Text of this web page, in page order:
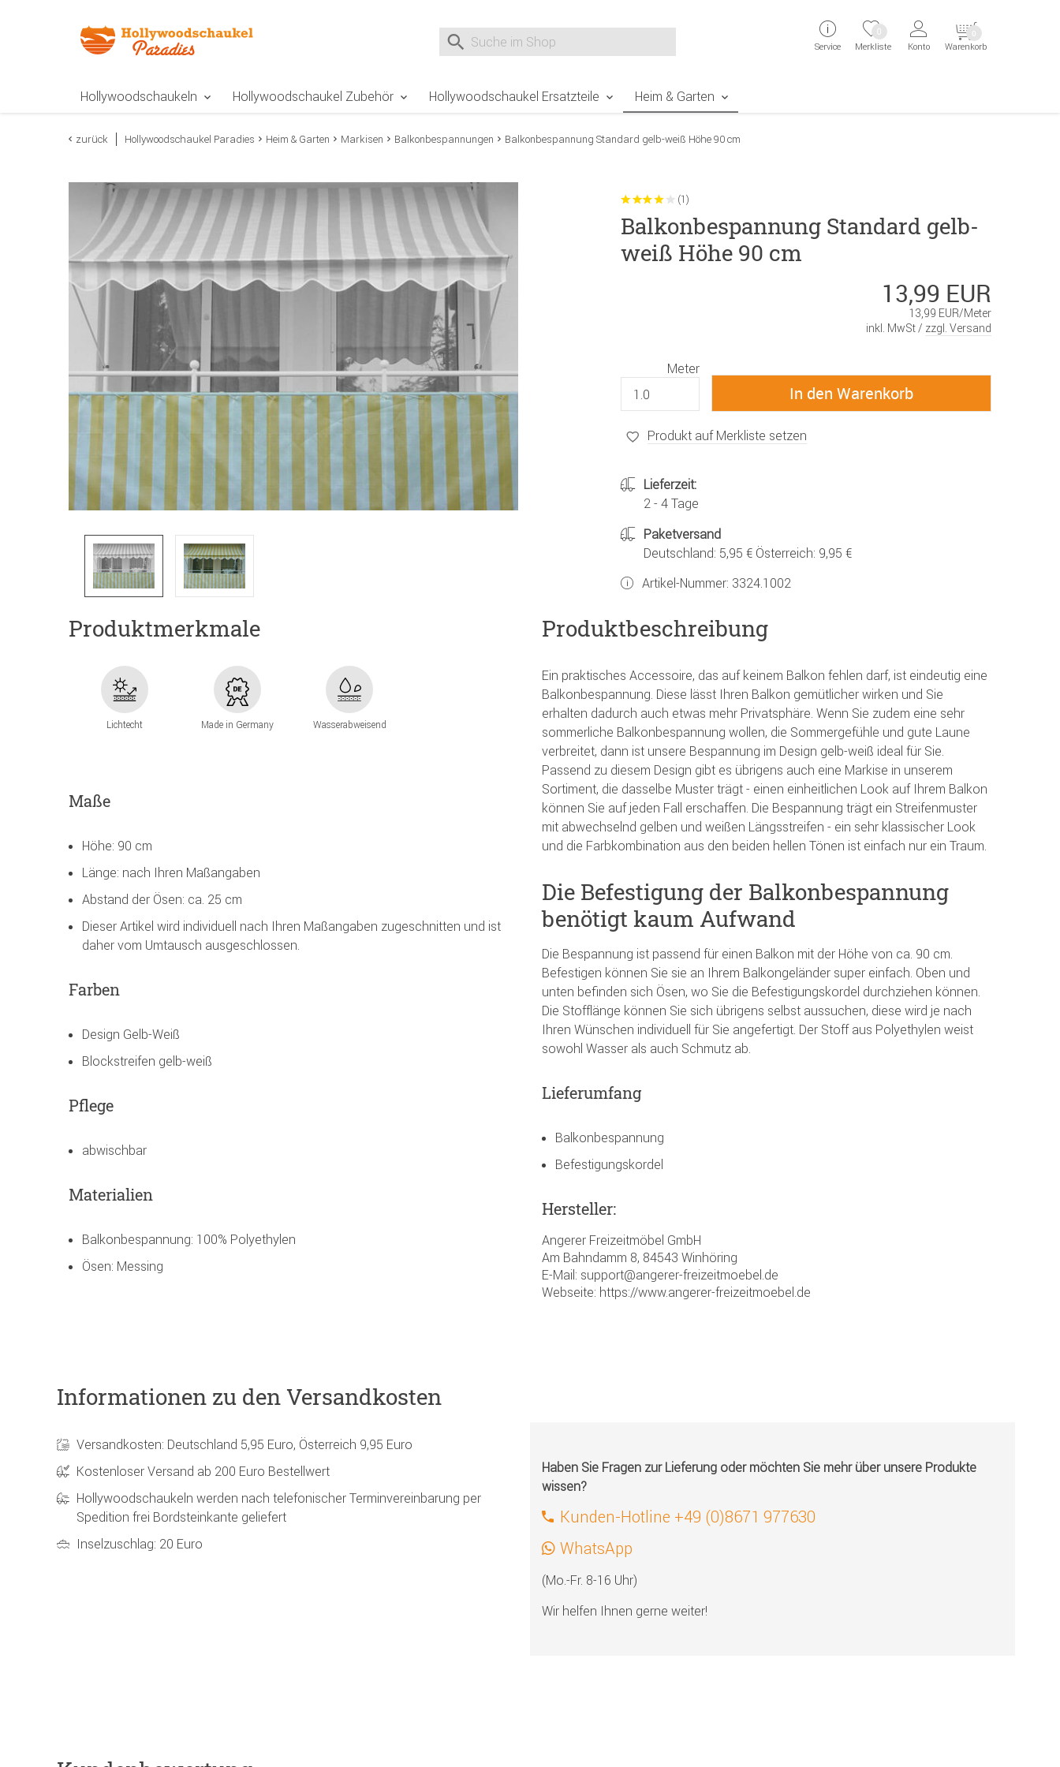
Suche nach
Service Merkliste
0
Konto Warenkorb
0
Hollywoodschaukeln Hollywoodschaukel Zubehör Hollywoodschaukel Ersatzteile Heim & Garten
zurück Hollywoodschaukel Paradies Heim & Garten Markisen Balkonbespannungen Balkonbespannung Standard gelb-weiß Höhe 90 cm
(1)
Balkonbespannung Standard gelb-
weiß Höhe 90 cm
13,99 EUR
13,99 EUR/Meter
inkl. MwSt / zzgl. Versand
Meter
Produkt auf Merkliste setzen
Lieferzeit:
2 - 4 Tage
Paketversand
Deutschland: 5,95 € Österreich: 9,95 €
Artikel-Nummer: 3324.1002
Produktmerkmale
Lichtecht Made in Germany Wasserabweisend
Maße
Höhe: 90 cm
Länge: nach Ihren Maßangaben
Abstand der Ösen: ca. 25 cm
Dieser Artikel wird individuell nach Ihren Maßangaben zugeschnitten und ist
daher vom Umtausch ausgeschlossen.
Farben
Design Gelb-Weiß
Blockstreifen gelb-weiß
Pflege
abwischbar
Materialien
Balkonbespannung: 100% Polyethylen
Ösen: Messing
Produktbeschreibung
Ein praktisches Accessoire, das auf keinem Balkon fehlen darf, ist eindeutig eine
Balkonbespannung. Diese lässt Ihren Balkon gemütlicher wirken und Sie
erhalten dadurch auch etwas mehr Privatsphäre. Wenn Sie zudem eine sehr
sommerliche Balkonbespannung wollen, die Sommergefühle und gute Laune
verbreitet, dann ist unsere Bespannung im Design gelb-weiß ideal für Sie.
Passend zu diesem Design gibt es übrigens auch eine Markise in unserem
Sortiment, die dasselbe Muster trägt - einen einheitlichen Look auf Ihrem Balkon
können Sie auf jeden Fall erschaffen. Die Bespannung trägt ein Streifenmuster
mit abwechselnd gelben und weißen Längsstreifen - ein sehr klassischer Look
und die Farbkombination aus den beiden hellen Tönen ist einfach nur ein Traum.
Die Befestigung der Balkonbespannung
benötigt kaum Aufwand
Die Bespannung ist passend für einen Balkon mit der Höhe von ca. 90 cm.
Befestigen können Sie sie an Ihrem Balkongeländer super einfach. Oben und
unten befinden sich Ösen, wo Sie die Befestigungskordel durchziehen können.
Die Stofflänge können Sie sich übrigens selbst aussuchen, diese wird je nach
Ihren Wünschen individuell für Sie angefertigt. Der Stoff aus Polyethylen weist
sowohl Wasser als auch Schmutz ab.
Lieferumfang
Balkonbespannung
Befestigungskordel
Hersteller:
Angerer Freizeitmöbel GmbH
Am Bahndamm 8, 84543 Winhöring
E-Mail: support@angerer-freizeitmoebel.de
Webseite: https://www.angerer-freizeitmoebel.de
Informationen zu den Versandkosten
Versandkosten: Deutschland 5,95 Euro, Österreich 9,95 Euro
Kostenloser Versand ab 200 Euro Bestellwert
Hollywoodschaukeln werden nach telefonischer Terminvereinbarung per
Spedition frei Bordsteinkante geliefert
Inselzuschlag: 20 Euro
Haben Sie Fragen zur Lieferung oder möchten Sie mehr über unsere Produkte
wissen?
Kunden-Hotline +49 (0)8671 977630
WhatsApp
(Mo.-Fr. 8-16 Uhr)
Wir helfen Ihnen gerne weiter!